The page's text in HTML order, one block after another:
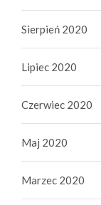
Sierpień 2020
Lipiec 2020
Czerwiec 2020
Maj 2020
Marzec 2020